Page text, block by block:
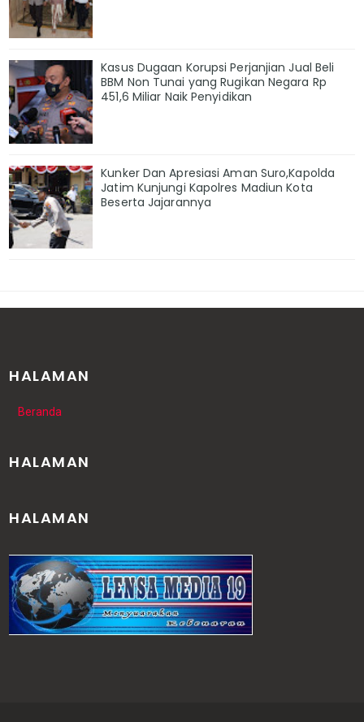
Kasus Dugaan Korupsi Perjanjian Jual Beli
BBM Non Tunai yang Rugikan Negara Rp
451,6 Miliar Naik Penyidikan
Kunker Dan Apresiasi Aman Suro,Kapolda
Jatim Kunjungi Kapolres Madiun Kota
Beserta Jajarannya
HALAMAN
Beranda
HALAMAN
HALAMAN